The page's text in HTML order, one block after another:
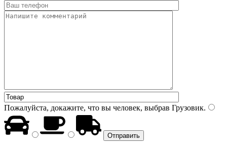
Пожалуйста, докажите, что вы человек, выбрав Грузовик.